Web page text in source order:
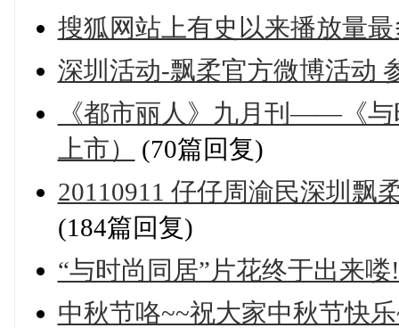
搜狐网站上有史以来播放量
深圳活动-飘柔官方微博活动
《都市丽人》九月刊——《与
上市）
(70篇回复)
20110911 仔仔周渝民深圳飘
(184篇回复)
“与时尚同居”片花终于出来喽!
中秋节咯~~祝大家中秋节快